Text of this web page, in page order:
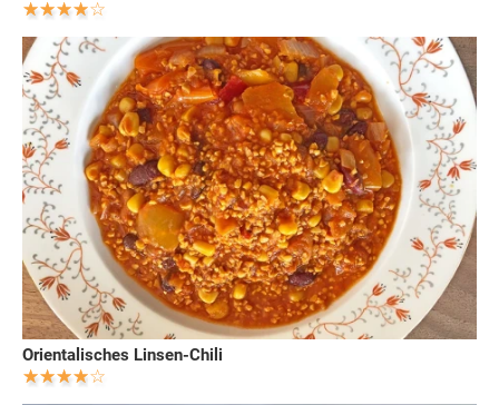
Orientalisches Linsen-Chili